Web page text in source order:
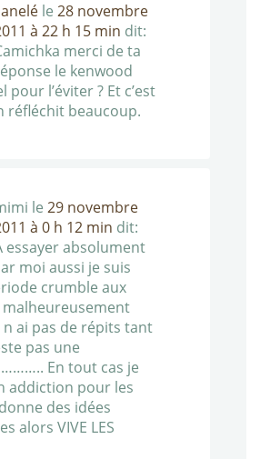
le 28 novembre
à 22 h 15 min dit:
merci de ta
le kenwood
pour l’éviter ? Et c’est
réfléchit beaucoup.
le 29 novembre
à 0 h 12 min dit:
essayer absolument
moi aussi je suis
crumble aux
ai pas de répits tant
pas une
En tout cas je
addiction pour les
des idées
alors VIVE LES